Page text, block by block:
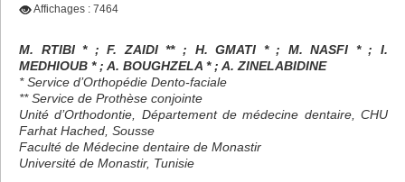
Affichages : 7464
M. RTIBI * ; F. ZAIDI ** ; H. GMATI * ; M. NASFI * ; I.
MEDHIOUB * ; A. BOUGHZELA * ; A. ZINELABIDINE
* Service d’Orthopédie Dento-faciale
** Service de Prothèse conjointe
Unité d’Orthodontie, Département de médecine dentaire, CHU
Farhat Hached, Sousse
Faculté de Médecine dentaire de Monastir
Université de Monastir, Tunisie